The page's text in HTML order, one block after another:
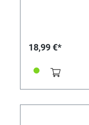
18,99 €*